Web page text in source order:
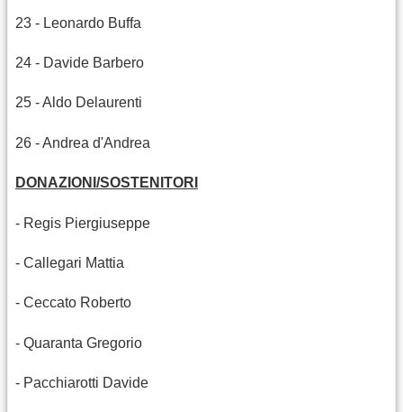
23 - Leonardo Buffa
24 - Davide Barbero
25 - Aldo Delaurenti
26 - Andrea d'Andrea
DONAZIONI/SOSTENITORI
- Regis Piergiuseppe
- Callegari Mattia
- Ceccato Roberto
- Quaranta Gregorio
- Pacchiarotti Davide